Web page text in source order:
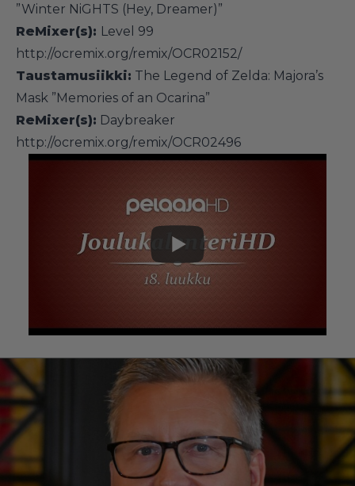
”Winter NiGHTS (Hey, Dreamer)”
ReMixer(s): Level 99
http://ocremix.org/remix/OCR02152/
Taustamusiikki: The Legend of Zelda: Majora’s
Mask ”Memories of an Ocarina”
ReMixer(s): Daybreaker
http://ocremix.org/remix/OCR02496